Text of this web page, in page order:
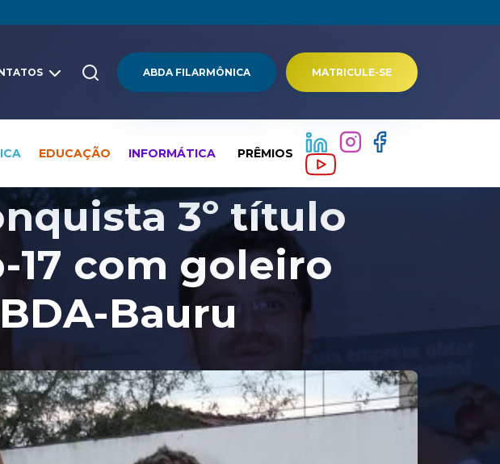
ABDA FILARMÔNICA MATRICULE-SE
EDUCAÇÃO INFORMÁTICA PRÊMIOS
Polo Aquático
3º título
17 com goleiro
Bauru